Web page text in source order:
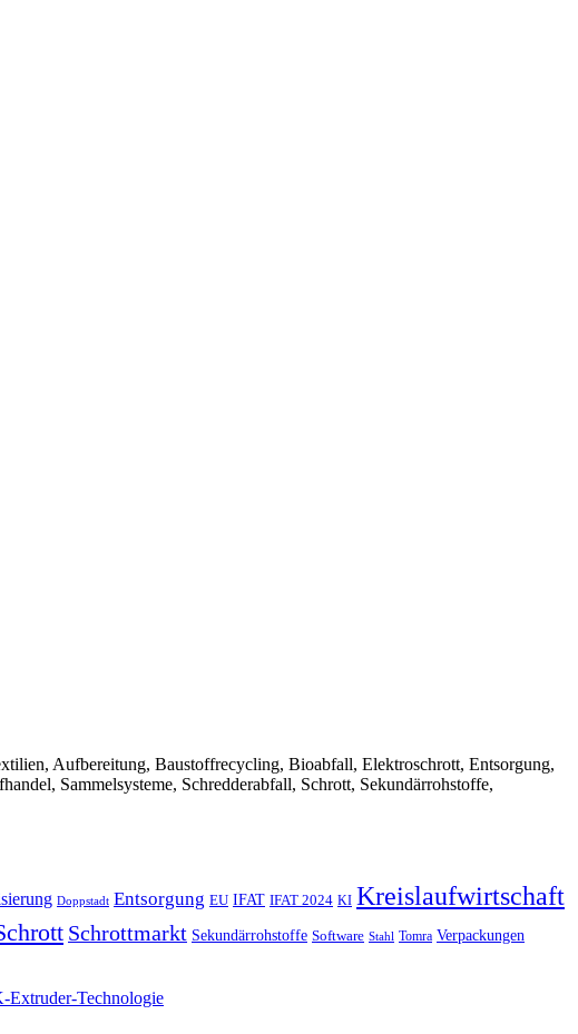
Aufbereitung, Baustoffrecycling, Bioabfall, Elektroschrott, Entsorgung,
Sammelsysteme, Schredderabfall, Schrott, Sekundärrohstoffe,
Doppstadt Entsorgung EU IFAT IFAT 2024 KI Kreislaufwirtschaft
Schrottmarkt Sekundärrohstoffe Software Stahl Tomra Verpackungen
Extruder-Technologie